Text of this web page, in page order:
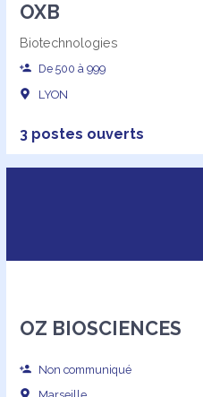
OXB
Biotechnologies
De 500 à 999
LYON
3 postes ouverts
OZ BIOSCIENCES
Non communiqué